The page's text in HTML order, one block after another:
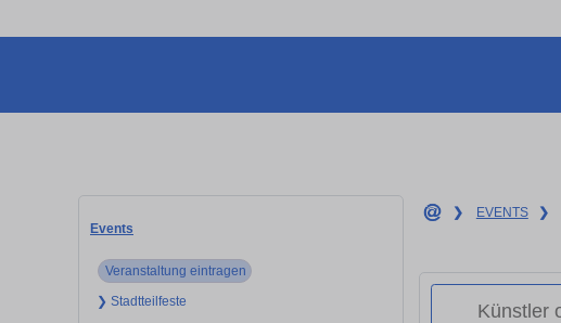
Events
Veranstaltung eintragen
❯ Stadtteilfeste
❯ EVENTS ❯